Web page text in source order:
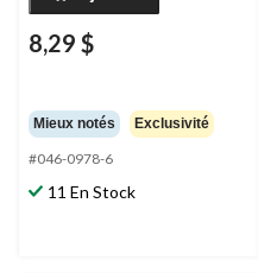
8,29 $
Mieux notés Exclusivité
#046-0978-6
11 En Stock